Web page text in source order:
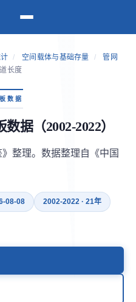
/ 空间载体与基础存量 /
管网
长度
数据
数据（2002-2022）
整理。数据整理自《中国
08-08 2002-2022 · 21年